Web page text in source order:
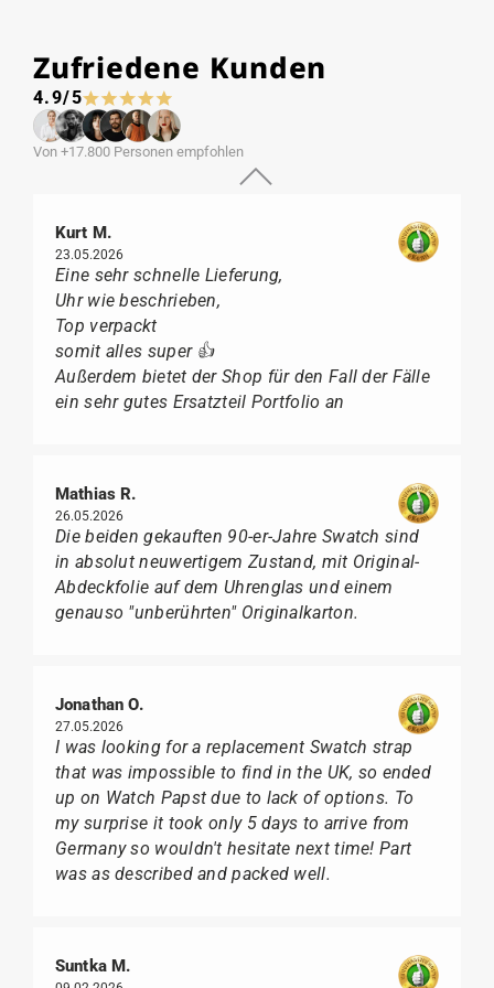
Zufriedene Kunden
4.9/5
Von +17.800 Personen empfohlen
Kurt M.
23.05.2026
Eine sehr schnelle Lieferung,
Uhr wie beschrieben,
Top verpackt
somit alles super 👍
Außerdem bietet der Shop für den Fall der Fälle
ein sehr gutes Ersatzteil Portfolio an
Mathias R.
26.05.2026
Die beiden gekauften 90-er-Jahre Swatch sind
in absolut neuwertigem Zustand, mit Original-
Abdeckfolie auf dem Uhrenglas und einem
genauso "unberührten" Originalkarton.
Jonathan O.
27.05.2026
I was looking for a replacement Swatch strap
that was impossible to find in the UK, so ended
up on Watch Papst due to lack of options. To
my surprise it took only 5 days to arrive from
Germany so wouldn't hesitate next time! Part
was as described and packed well.
Suntka M.